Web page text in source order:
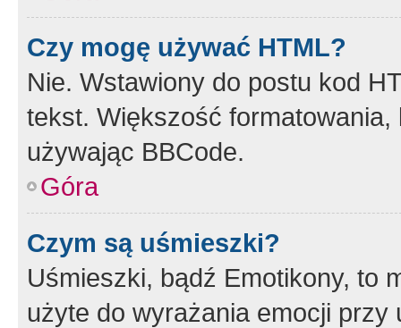
Czy mogę używać HTML?
Nie. Wstawiony do postu kod
tekst. Większość
używając BBCode.
Góra
Czym są uśmieszki?
Uśmieszki, bądź Emotikony, to
użyte do wyrażania emocji